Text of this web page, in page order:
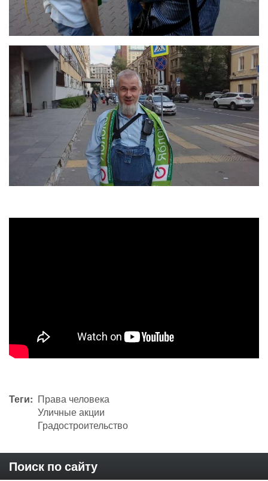
Теги
Права человека
Уличные акции
Градостроительство
Поиск по сайту